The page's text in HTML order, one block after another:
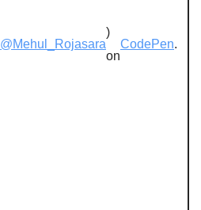
@Mehul_Rojasara
)
on
CodePen.